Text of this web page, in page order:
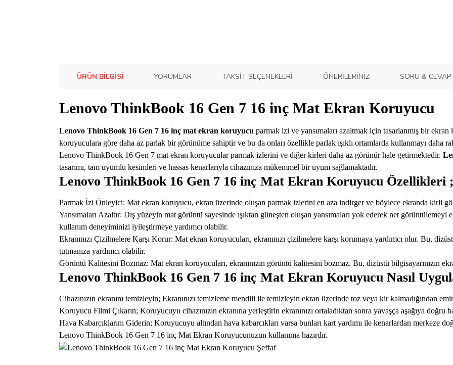
ÜRÜN BILGISI YORUMLAR TAKSIT SEÇENEKLERI ÖNERILERINIZ SORU & CEVAP
Lenovo ThinkBook 16 Gen 7 16 inç Mat Ekran Koruyucu
Lenovo ThinkBook 16 Gen 7 16 inç mat ekran koruyucu parmak izi ve yansımaları azaltmak için tasarlanmış bir
koruyuculara göre daha az parlak bir görünüme sahiptir ve bu da onları özellikle parlak ışıklı ortamlarda kullanmayı daha
Lenovo ThinkBook 16 Gen 7 mat ekran koruyucular parmak izlerini ve diğer kirleri daha az görünür hale getirmektedir.
tasarımı, tam uyumlu kesimleri ve hassas kenarlarıyla cihazınıza mükemmel bir uyum sağlamaktadır.
Lenovo ThinkBook 16 Gen 7 16 inç Mat Ekran Koruyucu Özellikleri ;
Parmak İzi Önleyici: Mat ekran koruyucu, ekran üzerinde oluşan parmak izlerini en aza indirger ve böylece ekranda kirli
Yansımaları Azaltır: Dış yüzeyin mat görüntü sayesinde ışıktan güneşten oluşan yansımaları yok ederek net
kullanım deneyiminizi iyileştirmeye yardımcı olabilir.
Ekranınızı Çizilmelere Karşı Korur: Mat ekran koruyucuları, ekranınızı çizilmelere karşı korumaya yardımcı olur. Bu,
tutmanıza yardımcı olabilir.
Görüntü Kalitesini Bozmaz: Mat ekran koruyucuları, ekranınızın görüntü kalitesini bozmaz. Bu, dizüstü bilgisayarınızın
Lenovo ThinkBook 16 Gen 7 16 inç Mat Ekran Koruyucu Nasıl
Cihazınızın ekranını temizleyin; Ekranınızı temizleme mendili ile temizleyin ekran üzerinde toz veya kir kalmadığından
Koruyucu Filmi Çıkarın; Koruyucuyu cihazınızın ekranına yerleştirin ekranınızı ortaladıktan sonra yavaşça aşağıya doğru
Hava Kabarcıklarını Giderin; Koruyucuyu altından hava kabarcıkları varsa bunları kart yardımı ile kenarlardan merkeze
Lenovo ThinkBook 16 Gen 7 16 inç Mat Ekran Koruyucunuzun kullanıma hazırdır.